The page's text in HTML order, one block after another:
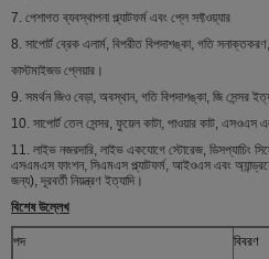
7. পেশাগত ব্যবস্থাপনা প্ল্যাটফর্ম এবং প্লে সফ্টওয়্যার
8. সাপোর্ট ব্রেক এলার্ম, বিপরীত বিপদাশঙ্কা, গতি
কাস্টমাইজড প্লেয়ার।
9. সমর্থন জিও বেড়া, অবস্থান, গতি বিপদাশঙ্কা, জি সেন্সর
10. সাপোর্ট তেল সেন্সর, ফুয়েল কাটা, পাওয়ার কাট, এসওএস
11. লাইভ নজরদারি, লাইভ একযোগে স্টোরেজ, ডিসপ্যাচিং
এসএমএস ফাংশন, সিএমএস প্ল্যাটফর্ম, আইওএস এবং
জন্য), দূরবর্তী নিয়ন্ত্রণ ইত্যাদি।
বিশেষ উল্লেখ
পদ বিবরণ